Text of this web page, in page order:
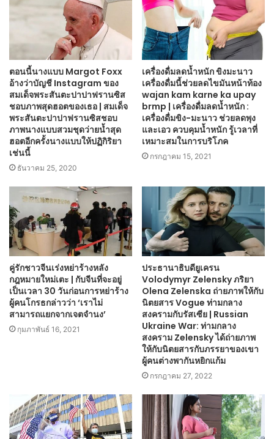
ตอนนี้นางแบบ Margot Foxx
อ้างว่าบัญชี Instagram ของ
สมเด็จพระสันตะปาปาฟรานซิส
ชอบภาพสุดฮอตของเธอ | สมเด็จ
พระสันตะปาปาฟรานซิสชอบ
ภาพนางแบบสวมชุดว่ายน้ำสุด
ฮอตอีกครั้งนางแบบให้ปฏิกิริยา
เช่นนี้
ธันวาคม 25, 2020
เครื่องดื่มลดน้ำหนัก ขิงมะนาว
เครื่องดื่มนี้ช่วยลดไขมันหน้าท้อง
wajan kam karne ka upay
brmp | เครื่องดื่มลดน้ำหนัก :
เครื่องดื่มขิง-มะนาว ช่วยลดพุง
และเอว ควบคุมน้ำหนัก รู้เวลาที่
เหมาะสมในการบริโภค
กรกฎาคม 15, 2021
คู่รักชาวจีนเร่งหย่าร้างหลัง
กฎหมายใหม่เตะ | กับจีนที่จะอยู่
เป็นเวลา 30 วันก่อนการหย่าร้าง
ผู้คนโกรธกล่าวว่า ‘เราไม่
สามารถแยกจากเจตจำนง’
กุมภาพันธ์ 16, 2021
ประธานาธิบดียูเครน
Volodymyr Zelensky ภริยา
Olena Zelenska ถ่ายภาพให้กับ
นิตยสาร Vogue ท่ามกลาง
สงครามกับรัสเซีย | Russian
Ukraine War: ท่ามกลาง
สงคราม Zelensky ได้ถ่ายภาพ
ให้กับนิตยสารกับภรรยาของเขา
ผู้คนต่างพากันหยิกแก้ม
กรกฎาคม 27, 2022